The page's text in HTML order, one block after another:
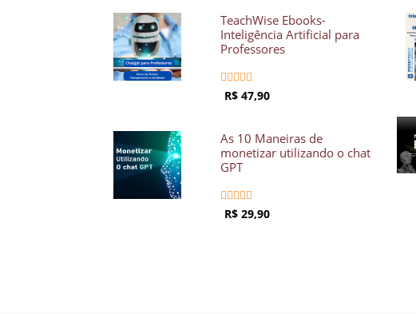
TeachWise Ebooks-
Inteligência Artificial para
Professores
    
R$ 47,90
As 10 Maneiras de
monetizar utilizando o chat
GPT
    
R$ 29,90